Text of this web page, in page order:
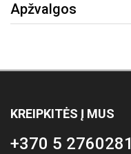
Apžvalgos
KREIPKITĖS Į MUS
+370 5 2760281